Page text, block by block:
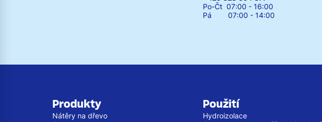
Po-Čt 07:00 - 16:00
Pá 07:00 - 14:00
Produkty
Nátěry na dřevo
Použití
Hydroizolace